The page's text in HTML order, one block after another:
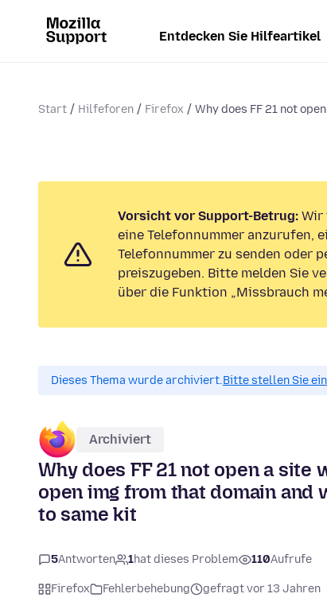
Entdecken Sie Hilfeartikel
Start Hilfeforen Firefox Why does FF 21 not
Vorsicht vor Support-Betrug: Wir
eine Telefonnummer anzurufen,
Telefonnummer zu senden oder
preiszugeben. Bitte melden Sie
über die Funktion „Missbrauch
Dieses Thema wurde archiviert.Bitte stellen Sie
Archiviert
Why does FF 21 not open a site
open img from that domain
to same kit
5Antworten 1hat dieses Problem 110Aufrufe
Firefox Fehlerbehebung gefragt vor 13 Jahren